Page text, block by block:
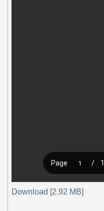
Download [2.92 MB]